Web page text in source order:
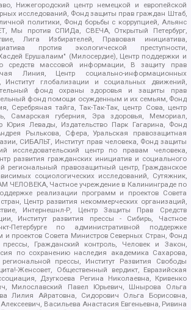
Нижегородский центр немецкой и европейской
исследований, Фонд защиты прав граждан Штаб,
политики, Фонд борьбы с коррупцией, Альянс
Мы против СПИДа, СВЕЧА, Открытый Петербург,
Лига Избирателей, Правовая инициатива,
против экологической преступности,
Ерушалаим" (Милосердие), Центр поддержки и
средств массовой информации, В защиту прав
Линия, Центр социально-информационных
Институт глобализации и социальных движений,
фонд охраны здоровья и защиты прав
фонд помощи осужденным и их семьям, Фонд
Серебряная тайга, Так-Так-Так, центр Сова, центр
Самарская губерния, Эра здоровья, Мемориал,
Юрия Левады, Издательство Парк Гагарина, Фонд
Рылькова, Сфера, Уральская правозащитная
СИБАЛЬТ, Институт прав человека, Фонд защиты
исследовательский центр по правам человека,
развития гражданских инициатив и социального
региональный правозащитный центр, Гражданское
социологических исследований, Сутяжник,
Частное учреждение в Калининграде по
реализации программ и проектов Совета
Центр развития некоммерческих организаций,
Интернешнл-Р, Центр Защиты Прав Средств
Институт развития прессы - Сибирь, Частное
Петербурге по административной поддержке
и проектов Совета Министров Северных Стран, Фонд
Гражданский контроль, Человек и Закон,
по сохранению наследия академика Сахарова,
прессы, Институт Развития Свободы
Женсовет, Общественный вердикт, Евразийская
Дзугкоева Регина Николаевна, Кривенко
Милославский Павел Юрьевич, Шнырова Ольга
Лилия Айратовна, Сидорович Ольга Борисовна,
Васильева Анастасия Евгеньевна, Ривина